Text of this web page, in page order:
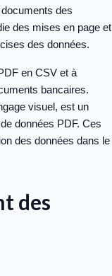
des
des mises en page et
des données.
en CSV et à
bancaires.
visuel, est un
données PDF. Ces
des données dans le
des